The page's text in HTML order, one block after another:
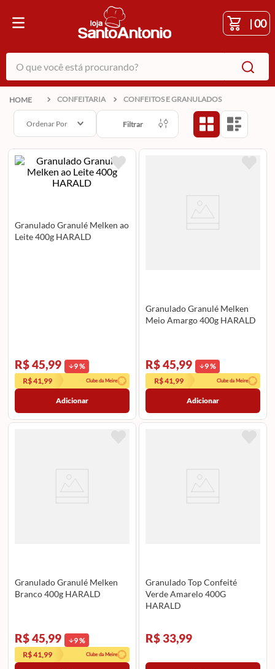
|00
O que você está procurando?
CONFEITARIA CONFEITOS E GRANULADOS
Ordenar Por Filtrar
Granulado Granulé Melken ao
Leite 400g HARALD
R$ 45,99 9%
R$ 41,99
Clube da Meire
Adicionar
Granulado Granulé Melken
Meio Amargo 400g HARALD
R$ 45,99 9%
R$ 41,99
Clube da Meire
Adicionar
Granulado Granulé Melken
Branco 400g HARALD
R$ 45,99 9%
R$ 41,99
Clube da Meire
Granulado Top Confeité
Verde Amarelo 400G
HARALD
R$ 33,99